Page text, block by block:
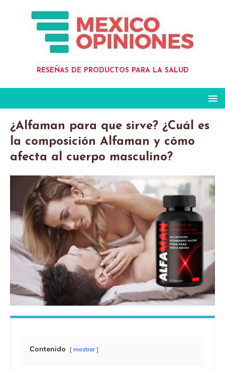
RESEÑAS DE PRODUCTOS PARA LA SALUD
¿Alfaman para que sirve? ¿Cuál es
la composición Alfaman y cómo
afecta al cuerpo masculino?
Сontenido mostrar